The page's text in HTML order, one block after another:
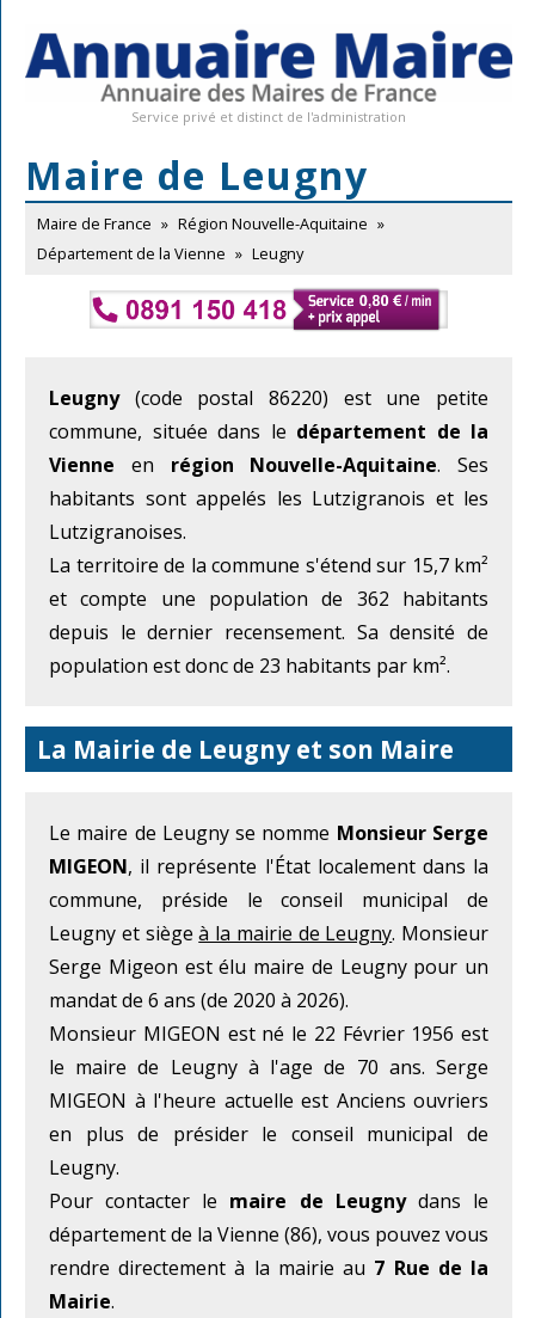
Service privé et distinct de l'administration
Maire de Leugny
Maire de France » Région Nouvelle-Aquitaine »
Département de la Vienne » Leugny
Leugny(code postal 86220) est une petite
commune, située dans le département de la
Vienne en région Nouvelle-Aquitaine. Ses
habitants sont appelés les Lutzigranois et les
Lutzigranoises.
La territoire de la commune s'étend sur 15,7 km²
et compte une population de 362 habitants
depuis le dernier recensement. Sa densité de
population est donc de 23 habitants par km².
La Mairie de Leugny et son Maire
Le maire de Leugny se nomme Monsieur Serge
MIGEON, il représente l'État localement dans la
commune, préside le conseil municipal de
Leugny et siègeà la mairie de Leugny. Monsieur
Serge Migeon est élu maire de Leugny pour un
mandat de 6 ans (de 2020 à 2026).
Monsieur MIGEON est né le 22 Février 1956 est
le maire de Leugny à l'age de 70 ans. Serge
MIGEON à l'heure actuelle est Anciens ouvriers
en plus de présider le conseil municipal de
Leugny.
Pour contacter le maire de Leugnydans le
département de la Vienne (86), vous pouvez vous
rendre directement à la mairie au 7 Rue de la
Mairie.